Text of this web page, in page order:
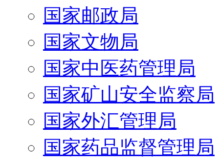
国家邮政局
国家文物局
国家中医药管理局
国家矿山安全监察局
国家外汇管理局
国家药品监督管理局